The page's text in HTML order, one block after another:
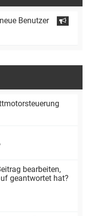
Benutzer
bearbeiten,
geantwortet hat?